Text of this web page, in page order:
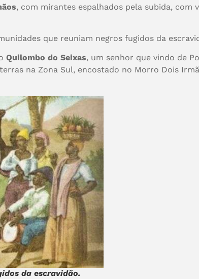
, com mirantes espalhados pela subida, com
que reuniam negros fugidos da
Quilombo do Seixas, um senhor que vindo de
na Zona Sul, encostado no Morro Dois
da escravidão.